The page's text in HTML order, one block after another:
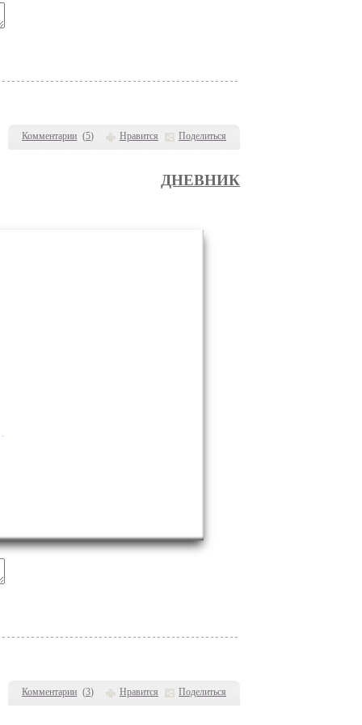
Комментарии (5) Нравится Поделиться
Комментарии (3) Нравится Поделиться
ДНЕВНИК